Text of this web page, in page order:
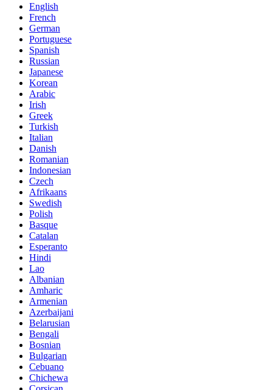
English
French
German
Portuguese
Spanish
Russian
Japanese
Korean
Arabic
Irish
Greek
Turkish
Italian
Danish
Romanian
Indonesian
Czech
Afrikaans
Swedish
Polish
Basque
Catalan
Esperanto
Hindi
Lao
Albanian
Amharic
Armenian
Azerbaijani
Belarusian
Bengali
Bosnian
Bulgarian
Cebuano
Chichewa